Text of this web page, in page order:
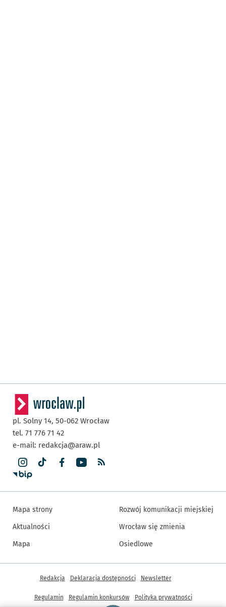
pl. Solny 14, 50-062 Wrocław
tel. 71 776 71 42
e-mail: redakcja@araw.pl
Mapa strony
Aktualności
Mapa
Rozwój komunikacji miejskiej
Wrocław się zmienia
Osiedlowe
Inne informacje
Redakcja Deklaracja dostępności Newsletter
Regulamin Regulamin konkursów Polityka prywatności